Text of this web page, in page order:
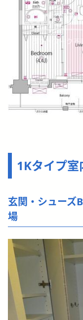
1Kタイプ
玄関・シューズ
場